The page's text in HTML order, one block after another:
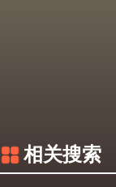
相关搜索